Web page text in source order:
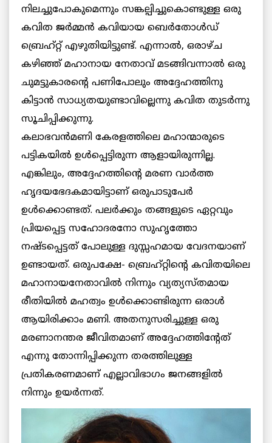
നിലച്ചുപോകുമെന്നും സങ്കല്പിച്ചുകൊണ്ടുള്ള ഒരു
കവിത ജര്‍മ്മന്‍ കവിയായ ബെര്‍തോള്‍ഡ്
ബ്രെഹ്റ്റ് എഴുതിയിട്ടുണ്ട്. എന്നാല്‍, ഒരാഴ്ച
കഴിഞ്ഞ് മഹാനായ നേതാവ് മടങ്ങിവന്നാല്‍ ഒരു
ചുമട്ടുകാരന്റെ പണിപോലും അദ്ദേഹത്തിനു
കിട്ടാന്‍ സാധ്യതയുണ്ടാവില്ലെന്നു കവിത തുടര്‍ന്നു
സൂചിപ്പിക്കുന്നു.
കലാഭവന്‍മണി കേരളത്തിലെ മഹാന്മാരുടെ
പട്ടികയില്‍ ഉള്‍പ്പെട്ടിരുന്ന ആളായിരുന്നില്ല.
എങ്കിലും, അദ്ദേഹത്തിന്റെ മരണ വാര്‍ത്ത
ഹൃദയഭേദകമായിട്ടാണ് ഒരുപാടുപേര്‍
ഉള്‍ക്കൊണ്ടത്. പലര്‍ക്കും തങ്ങളുടെ ഏറ്റവും
പ്രിയപ്പെട്ട സഹോദരനോ സുഹൃത്തോ
നഷ്ടപ്പെട്ടത് പോലുള്ള ദുസ്സഹമായ വേദനയാണ്
ഉണ്ടായത്. ഒരുപക്ഷേ- ബ്രെഹ്റ്റിന്റെ കവിതയിലെ
മഹാനായനേതാവില്‍ നിന്നും വ്യത്യസ്തമായ
രീതിയില്‍ മഹത്വം ഉള്‍ക്കൊണ്ടിരുന്ന ഒരാള്‍
ആയിരിക്കാം മണി. അതനുസരിച്ചുള്ള ഒരു
മരണാനന്തര ജീവിതമാണ് അദ്ദേഹത്തിന്റേത്
എന്നു തോന്നിപ്പിക്കുന്ന തരത്തിലുള്ള
പ്രതികരണമാണ് എല്ലാവിഭാഗം ജനങ്ങളില്‍
നിന്നും ഉയര്‍ന്നത്.